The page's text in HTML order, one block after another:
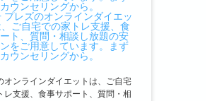
オンラインダイエットは、ご自宅
レ支援、食事サポート、質問・相